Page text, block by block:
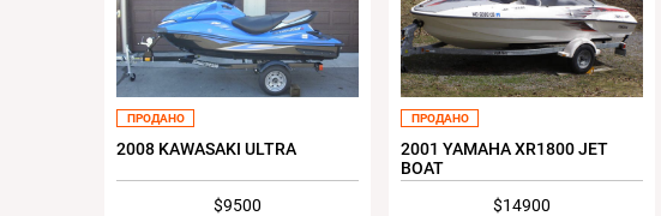
ПРОДАНО
2008 KAWASAKI ULTRA
$9500
ПРОДАНО
2001 YAMAHA XR1800 JET
BOAT
$14900